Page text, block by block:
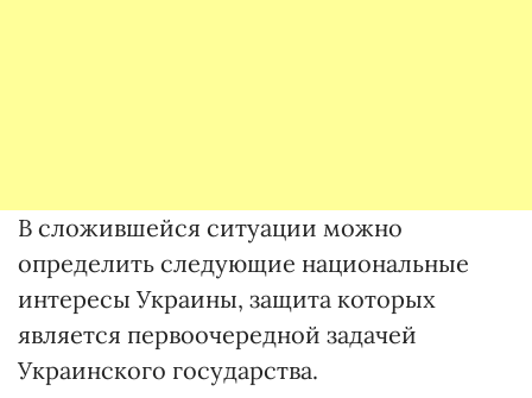
В сложившейся ситуации можно
определить следующие национальные
интересы Украины, защита которых
является первоочередной задачей
Украинского государства.